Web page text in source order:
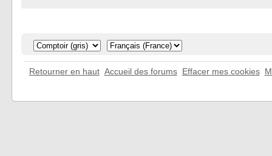
Retourner en haut Accueil des forums Effacer mes cookies